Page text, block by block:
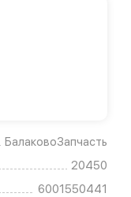
БалаковоЗапчасть
20450
6001550441